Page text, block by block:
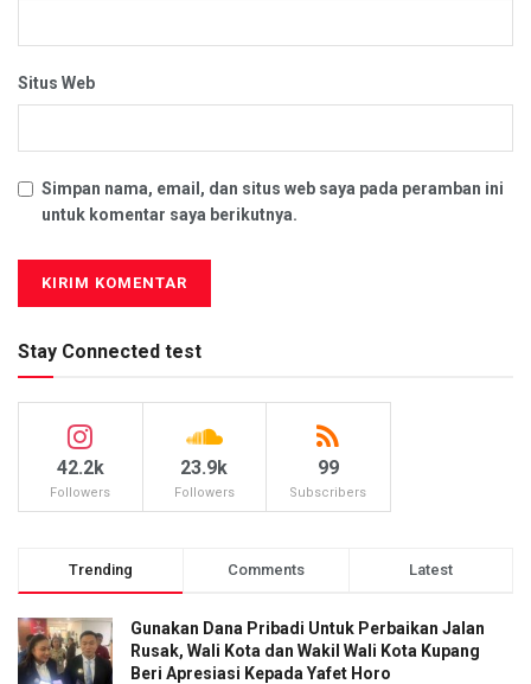
Situs Web
Simpan nama, email, dan situs web saya pada peramban ini
untuk komentar saya berikutnya.
Stay Connected test
42.2k
Followers
23.9k
Followers
99
Subscribers
Trending Comments Latest
Gunakan Dana Pribadi Untuk Perbaikan Jalan
Rusak, Wali Kota dan Wakil Wali Kota Kupang
Beri Apresiasi Kepada Yafet Horo